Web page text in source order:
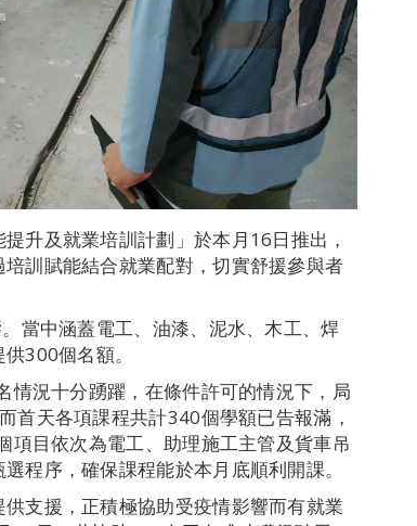
升及就業培訓計劃」於本月16日推出，
訓賦能結合就業配對，切實舒援參與者
當中涵蓋電工、油漆、泥水、木工、焊
300個名額。
況十分踴躍，在條件許可的情況下，局
首天各項課程共計340個學額已告報滿，
目依次為電工、助理施工主管及貨車吊
程序，確保課程能於本月底順利開課。
支援，正積極協助受疫情影響而有就業